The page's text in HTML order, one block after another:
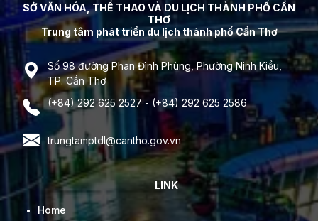
SỞ VĂN HÓA, THỂ THAO VÀ DU LỊCH THÀNH PHỐ CẦN
THƠ
Trung tâm phát triển du lịch thành phố Cần Thơ
Số 98 đường Phan Đình Phùng, Phường Ninh Kiều,
TP. Cần Thơ
(+84) 292 625 2527 - (+84) 292 625 2586
trungtamptdl@cantho.gov.vn
LINK
Home